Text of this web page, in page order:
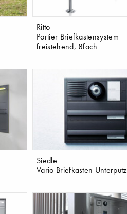
Ritto
Portier Briefkastensystem
freistehend, 8fach
Siedle
Vario Briefkasten Unterputz